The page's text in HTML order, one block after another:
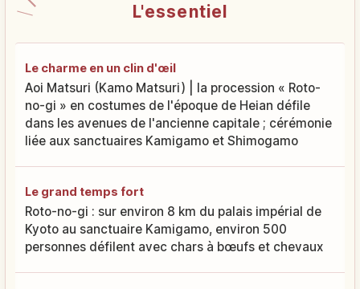
L'essentiel
Le charme en un clin d'œil
Aoi Matsuri (Kamo Matsuri) | la procession « Roto-
no-gi » en costumes de l'époque de Heian défile
dans les avenues de l'ancienne capitale ; cérémonie
liée aux sanctuaires Kamigamo et Shimogamo
Le grand temps fort
Roto-no-gi : sur environ 8 km du palais impérial de
Kyoto au sanctuaire Kamigamo, environ 500
personnes défilent avec chars à bœufs et chevaux